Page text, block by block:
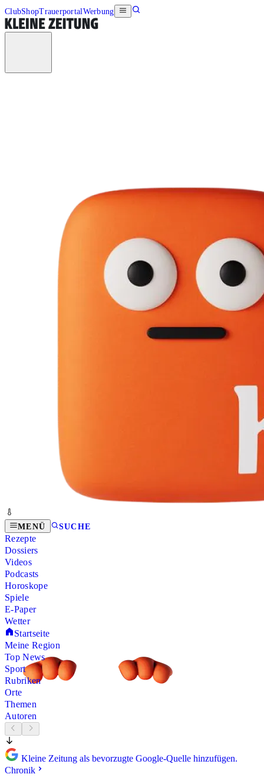
ClubShopTrauerportalWerbung
MENÜ SUCHE
Rezepte
Dossiers
Videos
Podcasts
Horoskope
Spiele
E-Paper
Wetter
Startseite
Meine Region
Top News
Sport
Rubriken
Orte
Themen
Autoren
Kleine Zeitung als bevorzugte Google-Quelle hinzufügen.
Chronik